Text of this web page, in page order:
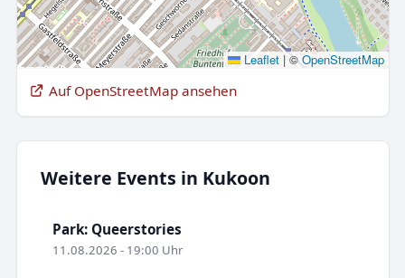
Leaflet |©OpenStreetMap
Auf OpenStreetMap ansehen
Weitere Events in Kukoon
Park: Queerstories
11.08.2026 - 19:00 Uhr